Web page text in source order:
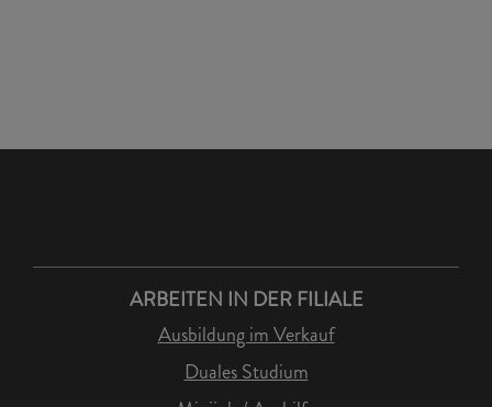
ARBEITEN IN DER FILIALE
Ausbildung im Verkauf
Duales Studium